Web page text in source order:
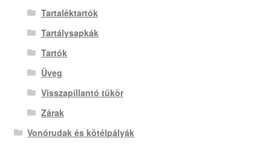
Tartaléktartók
Tartálysapkák
Tartók
Üveg
Visszapillantó tükör
Zárak
Vonórudak és kötélpályák